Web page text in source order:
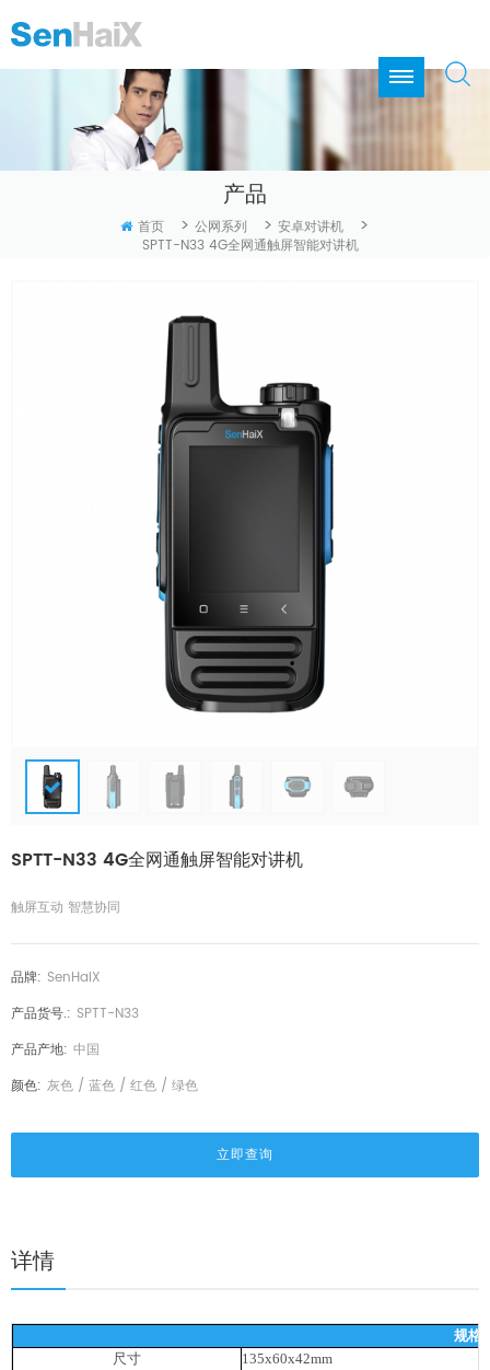
产品
首页 > 公网系列 > 安卓对讲机 >
SPTT-N33 4G全网通触屏智能对讲机
SPTT-N33 4G全网通触屏智能对讲机
触屏互动 智慧协同
品牌: SenHaiX
产品货号.: SPTT-N33
产品产地: 中国
颜色: 灰色 / 蓝色 / 红色 / 绿色
立即查询
详情
规格
尺寸
135x60x42mm